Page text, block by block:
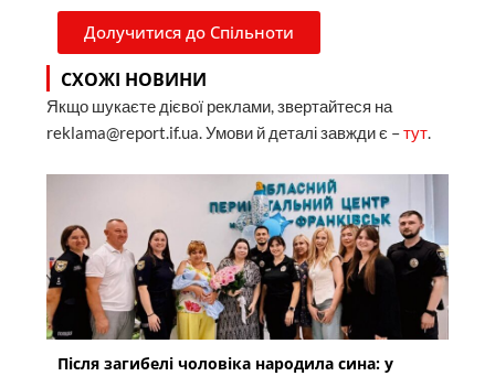
Долучитися до Спільноти
СХОЖІ НОВИНИ
Якщо шукаєте дієвої реклами, звертайтеся на
reklama@report.if.ua. Умови й деталі завжди є –тут.
Після загибелі чоловіка народила сина: у